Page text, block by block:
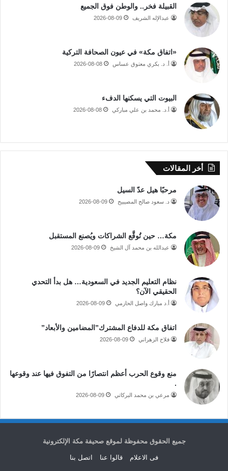
القبيلة فخر.. والوطن فوق الجميع
عبدالإله الشريف 2026-08-09
«اتفاق مكة» في عيون الصحافة التركية
أ. د. بكري معتوق عساس 2026-08-08
البيوت التي يسكنها الدفء
أ.د. محمد بن علي مباركي 2026-08-08
أخر المقالات
مرحبًا هيل عدّ السيل
د. سعود صالح المصيبيح 2026-08-09
مكة… حين تُوقَّع الشراكات ويُصنع المستقبل
عبدالله بن محمد آل الشيخ 2026-08-09
نظام التعليم الجديد في السعودية… هل بدأ التحدي
الحقيقي الآن؟
أ.د مبارك واصل الحازمي 2026-08-09
اتفاق مكة للدفاع المشترك”المضامين والأبعاد”
فلاح الزهراني 2026-08-09
منع وقوع الحرب أعظم انتصارًا من التفوق فيها عند وقوعها
.
مرعي بن محمد البركاتي 2026-08-09
جميع الحقوق محفوظة لموقع صحيفة مكة الإلكترونية
فى الاعلام قالوا عنا اتصل بنا